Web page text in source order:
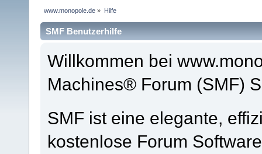
www.monopole.de » Hilfe
SMF Benutzerhilfe
Willkommen bei
Machines® Forum (SMF)
SMF ist eine elegante,
kostenlose Forum